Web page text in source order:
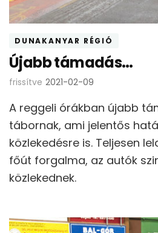
DUNAKANYAR RÉGIÓ
Újabb támadás…
frissítve 2021-02-09
A reggeli órákban újabb
tábornak, ami jelentős
közlekedésre is. Teljesen
főút forgalma, az autók
közlekednek.